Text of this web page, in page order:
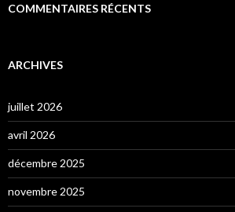
COMMENTAIRES RÉCENTS
ARCHIVES
juillet 2026
avril 2026
décembre 2025
novembre 2025